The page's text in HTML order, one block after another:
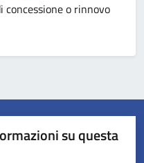
concessione o rinnovo
su questa